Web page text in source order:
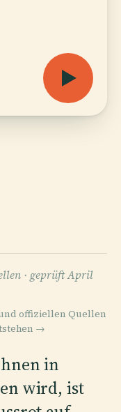
· geprüft April
offiziellen Quellen
→
in
wird, ist